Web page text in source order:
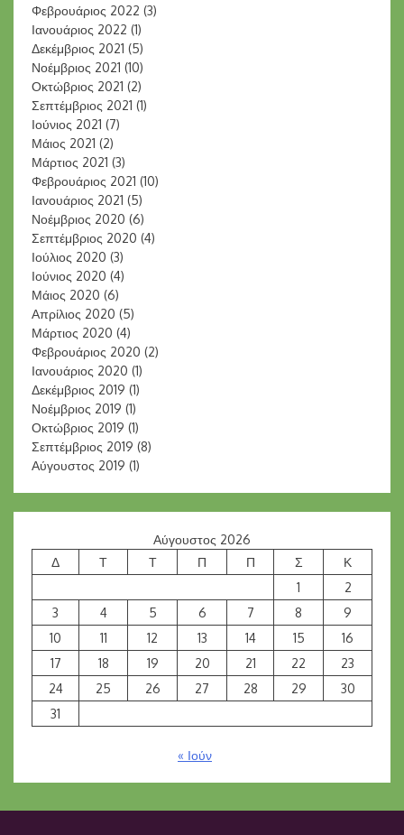
Φεβρουάριος 2022 (3)
Ιανουάριος 2022 (1)
Δεκέμβριος 2021 (5)
Νοέμβριος 2021 (10)
Οκτώβριος 2021 (2)
Σεπτέμβριος 2021 (1)
Ιούνιος 2021 (7)
Μάιος 2021 (2)
Μάρτιος 2021 (3)
Φεβρουάριος 2021 (10)
Ιανουάριος 2021 (5)
Νοέμβριος 2020 (6)
Σεπτέμβριος 2020 (4)
Ιούλιος 2020 (3)
Ιούνιος 2020 (4)
Μάιος 2020 (6)
Απρίλιος 2020 (5)
Μάρτιος 2020 (4)
Φεβρουάριος 2020 (2)
Ιανουάριος 2020 (1)
Δεκέμβριος 2019 (1)
Νοέμβριος 2019 (1)
Οκτώβριος 2019 (1)
Σεπτέμβριος 2019 (8)
Αύγουστος 2019 (1)
Αύγουστος 2026
Δ
Τ Τ Π Π Σ
Κ
1
2
3
4 5 6 7 8
9
10
11 12 13 14 15
16
17
18 19 20 21 22
23
24
25 26 27 28 29
30
31
« Ιούν